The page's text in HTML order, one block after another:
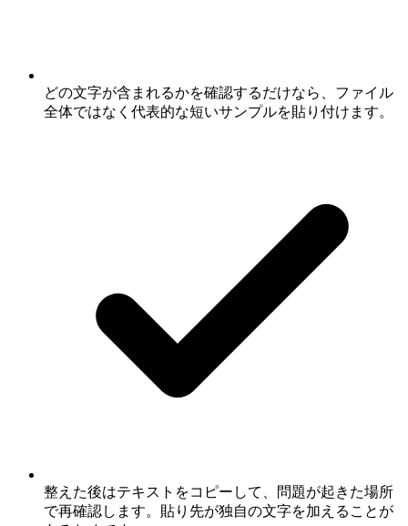
どの文字が含まれるかを確認するだけなら、ファイル
全体ではなく代表的な短いサンプルを貼り付けます。
整えた後はテキストをコピーして、問題が起きた場所
で再確認します。貼り先が独自の文字を加えることが